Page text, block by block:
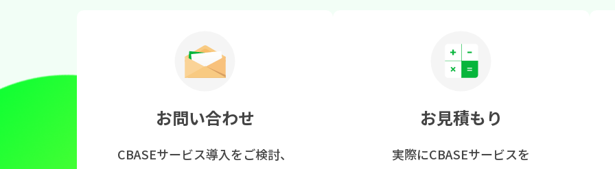
お問い合わせ
CBASEサービス導入をご検討、
お見積もり
実際にCBASEサービスを